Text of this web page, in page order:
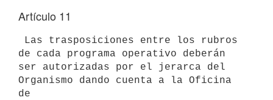
Artículo 11
de cada programa operativo deberán
ser autorizadas por el jerarca del
Organismo dando cuenta a la Oficina
de